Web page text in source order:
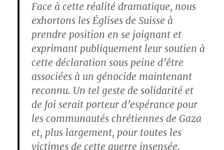
Face à cette réalité dramatique, nous
exhortons les Églises de Suisse à
prendre position en se joignant et
exprimant publiquement leur soutien à
cette déclaration sous peine d’être
associées à un génocide maintenant
reconnu. Un tel geste de solidarité et
de foi serait porteur d’espérance pour
les communautés chrétiennes de Gaza
et, plus largement, pour toutes les
victimes de cette guerre insensée.